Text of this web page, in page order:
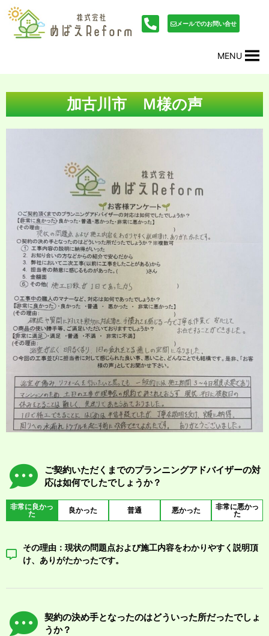
メールでのお問い合せ
MENU
加古川市 Ｍ様の声
ご契約いただくまでのプランニングアドバイザーの対
応は如何でしたでしょうか？
非常に良かっ
た
良かった 普通 悪かった
非常に悪かっ
た
その理由：現状の問題点および施工内容をわかりやすく説明頂
け、ありがたかったです。
契約の決め手となったのはどういった所だったでしょ
うか？
ョ
ン